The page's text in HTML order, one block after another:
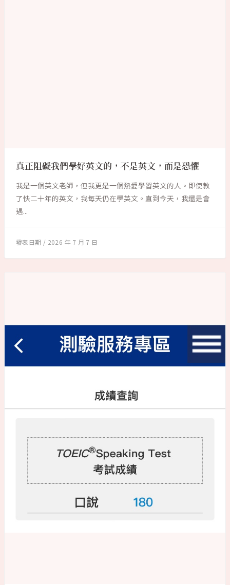
真正阻礙我們學好英文的，不是英文，而是恐懼
我是一個英文老師，但我更是一個熱愛學習英文的人。即使教
了快二十年的英文，我每天仍在學英文。直到今天，我還是會
遇...
2026 年 7 月 7 日